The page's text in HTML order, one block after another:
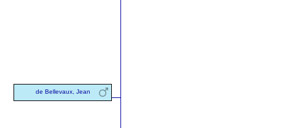
de Bellevaux, Jean